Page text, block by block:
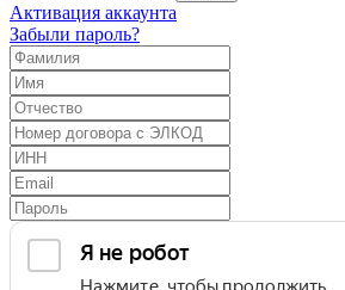
Активация аккаунта
Забыли пароль?